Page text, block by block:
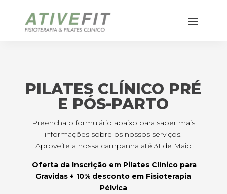
PILATES CLÍNICO PRÉ
E PÓS-PARTO
Preencha o formulário abaixo para saber mais
informações sobre os nossos serviços.
Aproveite a nossa campanha até 31 de Maio
Oferta da Inscrição em Pilates Clínico para
Gravidas + 10% desconto em Fisioterapia
Pélvica